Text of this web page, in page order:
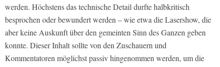
werden. Höchstens das technische Detail durfte halbkritisch
besprochen oder bewundert werden – wie etwa die Lasershow, die
aber keine Auskunft über den gemeinten Sinn des Ganzen geben
konnte. Dieser Inhalt sollte von den Zuschauern und
Kommentatoren möglichst passiv hingenommen werden, um die